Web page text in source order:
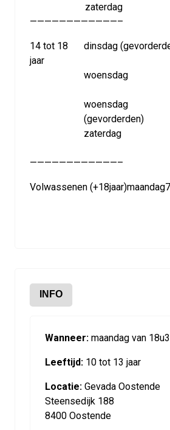
zaterdag
————————————–
14 tot 18
jaar
dinsdag
woensdag
woensdag
(gevorderden)
zaterdag
————————————–
Volwassenen (+18jaar)maandag
INFO
Wanneer: maandag van
Leeftijd: 10 tot 13 jaar
Locatie: Gevada Oostende
Steensedijk 188
8400 Oostende